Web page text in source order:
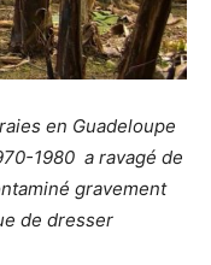
en Guadeloupe
1980 a ravagé de
gravement
de dresser